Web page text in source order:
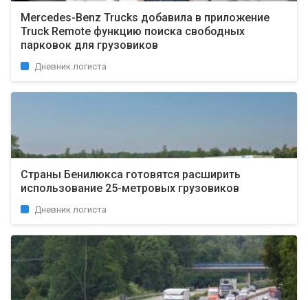
Mercedes-Benz Trucks добавила в приложение
Truck Remote функцию поиска свободных
парковок для грузовиков
Дневник логиста
Страны Бенилюкса готовятся расширить
использование 25-метровых грузовиков
Дневник логиста